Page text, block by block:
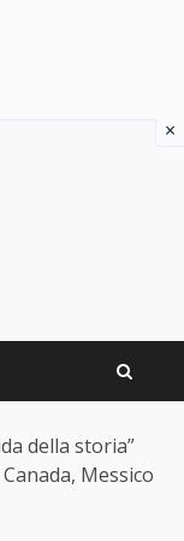
della storia”
Messico
×